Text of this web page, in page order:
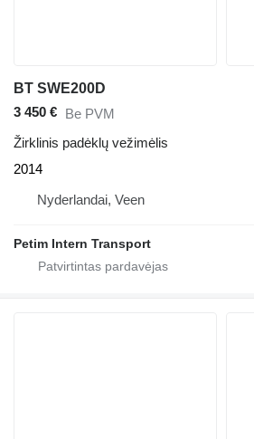
BT SWE200D
3 450 € Be PVM
Žirklinis padėklų vežimėlis
2014
Nyderlandai, Veen
Petim Intern Transport